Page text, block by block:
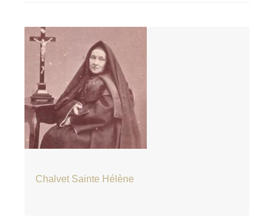
Chalvet Sainte Hélène